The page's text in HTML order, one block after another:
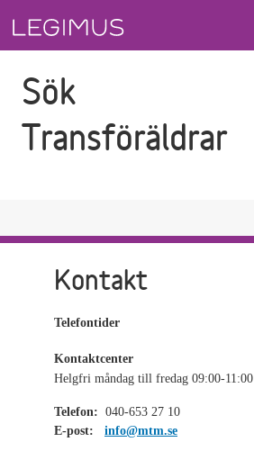
Sök
Transföräldrar
Kontakt
Telefontider
Kontaktcenter
Helgfri måndag till fredag 09:00-11:00
Telefon: 040-653 27 10
E-post:
info@mtm.se